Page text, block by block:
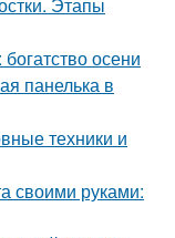
осени
панелька в
техники и
своими руками: